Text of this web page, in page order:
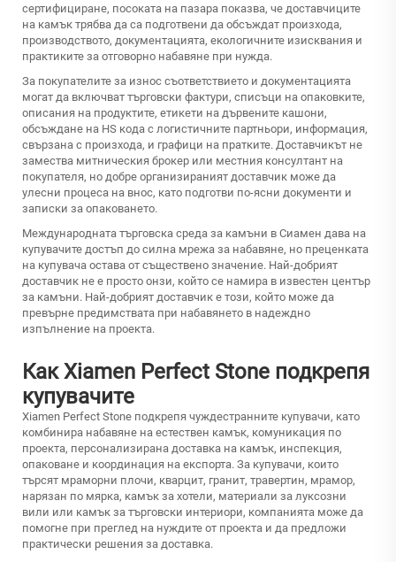
сертифициране, посоката на пазара показва, че доставчиците
на камък трябва да са подготвени да обсъждат произхода,
производството, документацията, екологичните изисквания и
практиките за отговорно набавяне при нужда.
За покупателите за износ съответствието и документацията
могат да включват търговски фактури, списъци на опаковките,
описания на продуктите, етикети на дървените кашони,
обсъждане на HS кода с логистичните партньори, информация,
свързана с произхода, и графици на пратките. Доставчикът не
замества митническия брокер или местния консултант на
покупателя, но добре организираният доставчик може да
улесни процеса на внос, като подготви по-ясни документи и
записки за опаковането.
Международната търговска среда за камъни в Сиамен дава на
купувачите достъп до силна мрежа за набавяне, но преценката
на купувача остава от съществено значение. Най-добрият
доставчик не е просто онзи, който се намира в известен център
за камъни. Най-добрият доставчик е този, който може да
превърне предимствата при набавянето в надеждно
изпълнение на проекта.
Как Xiamen Perfect Stone подкрепя
купувачите
Xiamen Perfect Stone подкрепя чуждестранните купувачи, като
комбинира набавяне на естествен камък, комуникация по
проекта, персонализирана доставка на камък, инспекция,
опаковане и координация на експорта. За купувачи, които
търсят мраморни плочи, кварцит, гранит, травертин, мрамор,
нарязан по мярка, камък за хотели, материали за луксозни
вили или камък за търговски интериори, компанията може да
помогне при преглед на нуждите от проекта и да предложи
практически решения за доставка.